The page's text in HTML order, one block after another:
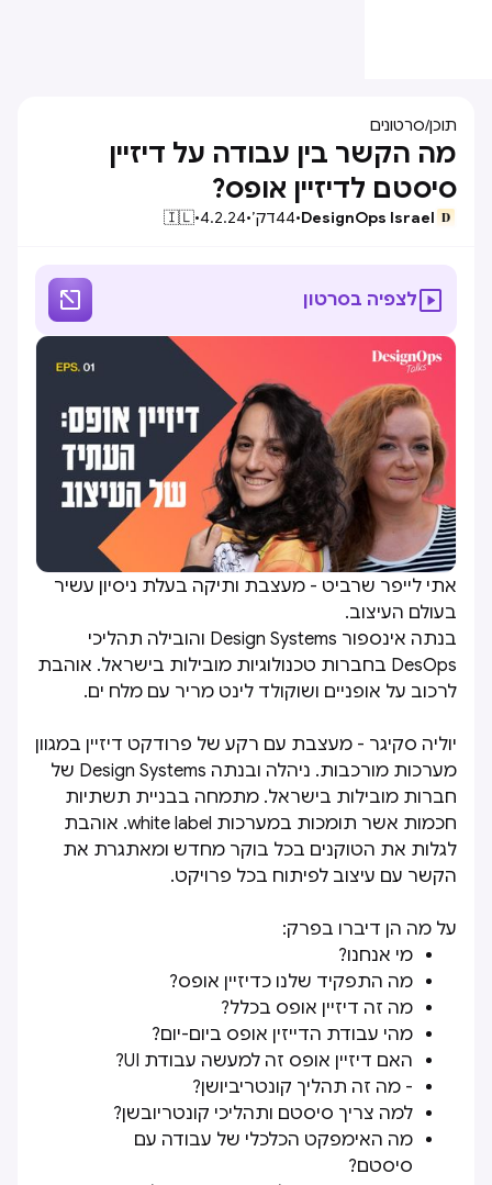
תוכן/סרטונים
מה הקשר בין עבודה על דיזיין
סיסטם לדיזיין אופס?
DesignOps Israel
•
44דק׳•
4.2.24
•
🇮🇱
לצפיה בסרטון 
אתי לייפר שרביט - מעצבת ותיקה בעלת ניסיון עשיר
בעולם העיצוב.
בנתה אינספור Design Systems והובילה תהליכי
DesOps בחברות טכנולוגיות מובילות בישראל. אוהבת
לרכוב על אופניים ושוקולד לינט מריר עם מלח ים.
יוליה סקיגר - מעצבת עם רקע של פרודקט דיזיין במגוון
מערכות מורכבות. ניהלה ובנתה Design Systems של
חברות מובילות בישראל. מתמחה בבניית תשתיות
חכמות אשר תומכות במערכות white label. אוהבת
לגלות את הטוקנים בכל בוקר מחדש ומאתגרת את
הקשר עם עיצוב לפיתוח בכל פרויקט.
על מה הן דיברו בפרק:
מי אנחנו?
מה התפקיד שלנו כדיזיין אופס?
מה זה דיזיין אופס בכלל?
מהי עבודת הדייזין אופס ביום-יום?
האם דיזיין אופס זה למעשה עבודת UI?
- מה זה תהליך קונטריביושן?
למה צריך סיסטם ותהליכי קונטריובשן?
מה האימפקט הכלכלי של עבודה עם
סיסטם?